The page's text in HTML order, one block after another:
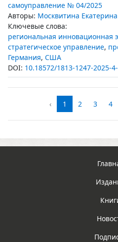
самоуправление № 04/2025
Авторы: Москвитина
Ключевые слова:
региональная инновационная
стратегическое управление,
Германия, США
DOI: 10.18572/1813-1247-2025-
‹ 1 2 3 4